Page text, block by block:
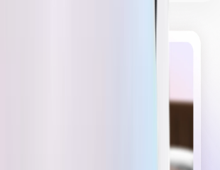
часов стрима нужно будет иметь
эротичный вид. Вы можете
рубашку, стоять,
в коротких шортах или юбке,
удовольствия, возбуждения.